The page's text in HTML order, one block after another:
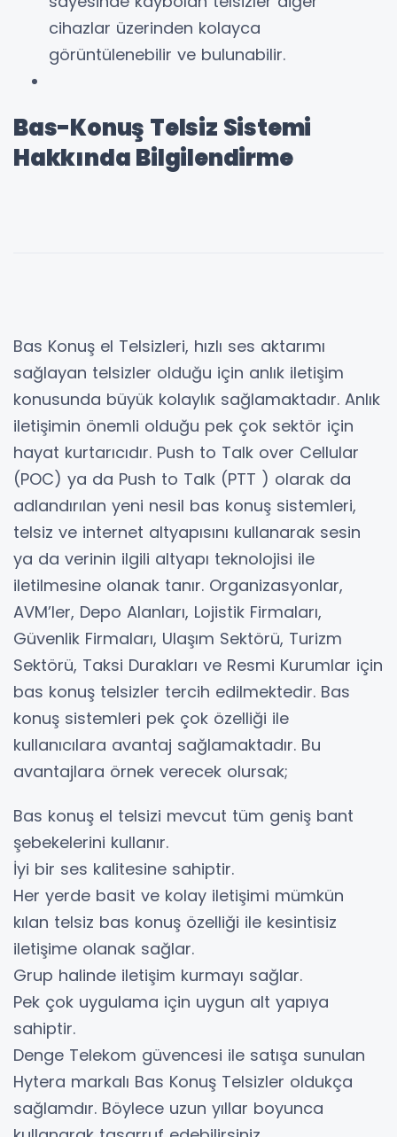
cihazlar üzerinden kolayca
görüntülenebilir ve bulunabilir.
Bas-Konuş Telsiz Sistemi
Hakkında Bilgilendirme
Bas Konuş el Telsizleri, hızlı ses aktarımı
sağlayan telsizler olduğu için anlık iletişim
konusunda büyük kolaylık sağlamaktadır. Anlık
iletişimin önemli olduğu pek çok sektör için
hayat kurtarıcıdır. Push to Talk over Cellular
(POC) ya da Push to Talk (PTT ) olarak da
adlandırılan yeni nesil bas konuş sistemleri,
telsiz ve internet altyapısını kullanarak sesin
ya da verinin ilgili altyapı teknolojisi ile
iletilmesine olanak tanır. Organizasyonlar,
AVM’ler, Depo Alanları, Lojistik Firmaları,
Güvenlik Firmaları, Ulaşım Sektörü, Turizm
Sektörü, Taksi Durakları ve Resmi Kurumlar için
bas konuş telsizler tercih edilmektedir. Bas
konuş sistemleri pek çok özelliği ile
kullanıcılara avantaj sağlamaktadır. Bu
avantajlara örnek verecek olursak;
Bas konuş el telsizi mevcut tüm geniş bant
şebekelerini kullanır.
İyi bir ses kalitesine sahiptir.
Her yerde basit ve kolay iletişimi mümkün
kılan telsiz bas konuş özelliği ile kesintisiz
iletişime olanak sağlar.
Grup halinde iletişim kurmayı sağlar.
Pek çok uygulama için uygun alt yapıya
sahiptir.
Denge Telekom güvencesi ile satışa sunulan
Hytera markalı Bas Konuş Telsizler oldukça
sağlamdır. Böylece uzun yıllar boyunca